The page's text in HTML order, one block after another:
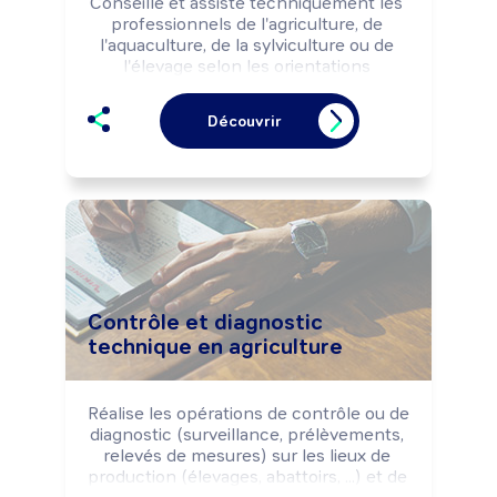
professionnels de l'agriculture, de
l'aquaculture, de la sylviculture ou de
l'élevage selon les orientations
patrimoine naturel, ...), les projets
d'aménagement du territoire (dispositif
de gestion de l'eau,...) ou d'implantation
réglementation environnementale.
Peut former et sensibiliser différents
publics. Peut réaliser des prélèvements
d'échantillons.
Peut coordonner une équipe.
Découvrir
Contrôle et diagnostic
technique en agriculture
Réalise les opérations de contrôle ou de
diagnostic (surveillance, prélèvements,
relevés de mesures) sur les lieux de
production (élevages, abattoirs, ...) et de